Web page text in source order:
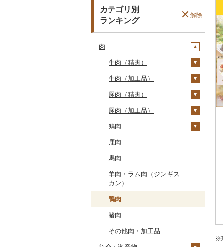
カテゴリ別
ランキング
解除
肉
牛肉（精肉）
ステーキ
すき焼き
しゃぶしゃぶ
焼肉
牛タン
和牛
黒毛和牛
白老牛
仙台牛
牛肉（加工品）
ハンバーグ
もつ鍋
ローストビーフ
ビーフジャーキー
その他牛肉（加工品）
豚肉（精肉）
ステーキ
すき焼き
しゃぶしゃぶ
焼肉
アグー豚
その他豚肉（精肉）
豚肉（加工品）
ハンバーグ
もつ鍋
ハム
ソーセージ・ウインナ
ー
ベーコン・サラミ
その他豚肉（加工品）
鶏肉
鶏肉（精肉）
ハム・ソーセージ
唐揚げ
中津からあげ
水炊き
鹿肉
馬肉
羊肉・ラム肉（ジンギス
カン）
鴨肉
猪肉
その他肉・加工品
※